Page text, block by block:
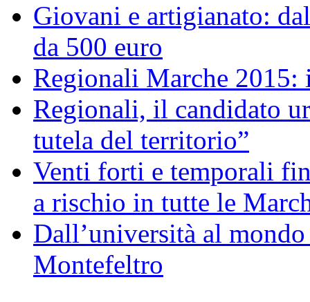
Giovani e artigianato:
da 500 euro
Regionali Marche 2015:
Regionali, il candidato
tutela del territorio”
Venti forti e temporali
a rischio in tutte le
Dall’università al
Montefeltro